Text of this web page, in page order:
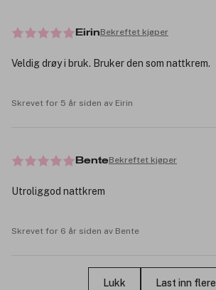
EirinBekreftet kjøper
Veldig drøy i bruk. Bruker den som nattkrem.
Skrevet for 5 år siden av Eirin
BenteBekreftet kjøper
Utroliggod nattkrem
Skrevet for 6 år siden av Bente
Lukk Last inn flere